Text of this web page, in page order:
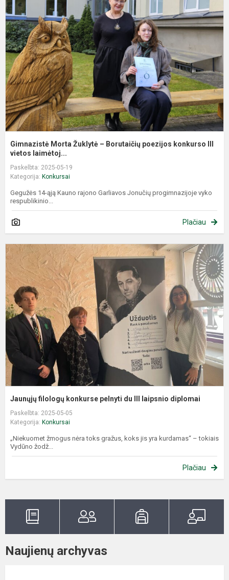
Gimnazistė Morta Žuklytė – Borutaičių poezijos konkurso III
vietos laimėtoj...
Paskelbta: 2025-05-19
Kategorija: Konkursai
Gegužės 14-ąją Kauno rajono Garliavos Jonučių progimnazijoje vyko
respublikinio...
Plačiau
Jaunųjų filologų konkurse pelnyti du III laipsnio diplomai
Paskelbta: 2025-05-05
Kategorija: Konkursai
„Niekuomet žmogus nėra toks gražus, koks jis yra kurdamas“ – tokiais
Vydūno žodž...
Plačiau
Naujienų archyvas